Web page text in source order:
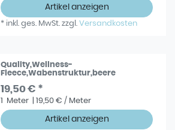
Artikel anzeigen
* inkl. ges. MwSt. zzgl.Versandkosten
Quality,Wellness-
Fleece,Wabenstruktur,beere
19,50 € *
1 Meter | 19,50 € / Meter
Artikel anzeigen